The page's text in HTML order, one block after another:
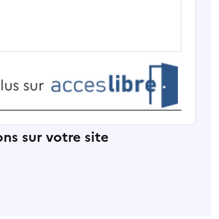
sur votre site